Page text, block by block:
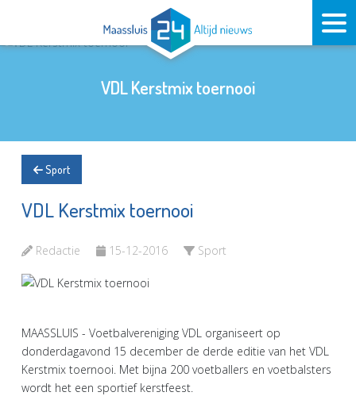
VDL Kerstmix toernooi
Sport
VDL Kerstmix toernooi
Redactie 15-12-2016 Sport
MAASSLUIS - Voetbalvereniging VDL organiseert op
donderdagavond 15 december de derde editie van het VDL
Kerstmix toernooi. Met bijna 200 voetballers en voetbalsters
wordt het een sportief kerstfeest.